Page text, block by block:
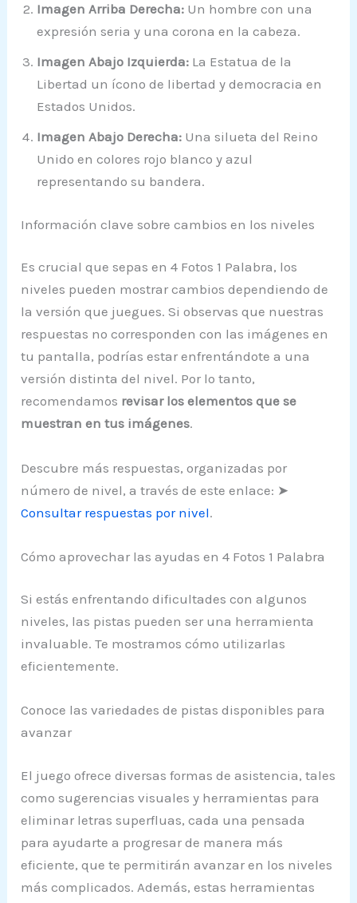
Imagen Arriba Derecha: Un hombre con una
expresión seria y una corona en la cabeza.
Imagen Abajo Izquierda: La Estatua de la
Libertad un ícono de libertad y democracia en
Estados Unidos.
Imagen Abajo Derecha: Una silueta del Reino
Unido en colores rojo blanco y azul
representando su bandera.
Información clave sobre cambios en los niveles
Es crucial que sepas en 4 Fotos 1 Palabra, los
niveles pueden mostrar cambios dependiendo de
la versión que juegues. Si observas que nuestras
respuestas no corresponden con las imágenes en
tu pantalla, podrías estar enfrentándote a una
versión distinta del nivel. Por lo tanto,
recomendamos revisar los elementos que se
muestran en tus imágenes.
Descubre más respuestas, organizadas por
número de nivel, a través de este enlace: ➤
Consultar respuestas por nivel.
Cómo aprovechar las ayudas en 4 Fotos 1 Palabra
Si estás enfrentando dificultades con algunos
niveles, las pistas pueden ser una herramienta
invaluable. Te mostramos cómo utilizarlas
eficientemente.
Conoce las variedades de pistas disponibles para
avanzar
El juego ofrece diversas formas de asistencia, tales
como sugerencias visuales y herramientas para
eliminar letras superfluas, cada una pensada
para ayudarte a progresar de manera más
eficiente, que te permitirán avanzar en los niveles
más complicados. Además, estas herramientas